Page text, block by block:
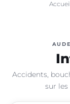
Accueil
Accidents,
sur les